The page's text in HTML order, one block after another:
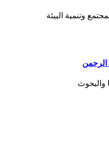
وتنمية البيئة
الرحمن
والبحوث